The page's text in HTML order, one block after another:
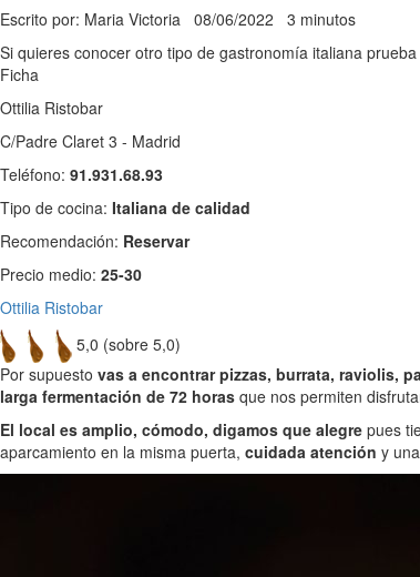
Escrito por: Maria Victoria 08/06/2022 3 minutos
Si quieres conocer otro tipo de gastronomía italiana
Ficha
Ottilia Ristobar
C/Padre Claret 3 - Madrid
Teléfono: 91.931.68.93
Tipo de cocina: Italiana de calidad
Recomendación: Reservar
Precio medio: 25-30
Ottilia Ristobar
5,0 (sobre 5,0)
Por supuesto vas a encontrar pizzas, burrata, raviolis,
larga fermentación de 72 horas que nos permiten
El local es amplio, cómodo, digamos que alegre pues
aparcamiento en la misma puerta, cuidada atención y